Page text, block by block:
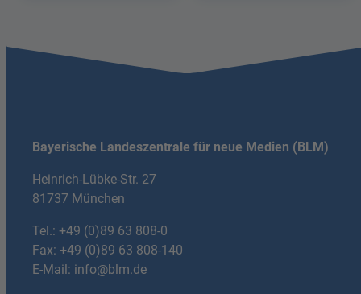
Bayerische Landeszentrale für neue Medien (BLM)
Heinrich-Lübke-Str. 27
81737 München
Tel.: +49 (0)89 63 808-0
Fax: +49 (0)89 63 808-140
E-Mail: info@blm.de